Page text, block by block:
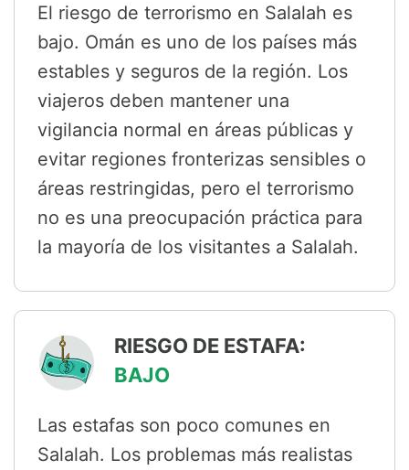
El riesgo de terrorismo en Salalah es
bajo. Omán es uno de los países más
estables y seguros de la región. Los
viajeros deben mantener una
vigilancia normal en áreas públicas y
evitar regiones fronterizas sensibles o
áreas restringidas, pero el terrorismo
no es una preocupación práctica para
la mayoría de los visitantes a Salalah.
RIESGO DE ESTAFA:
BAJO
Las estafas son poco comunes en
Salalah. Los problemas más realistas